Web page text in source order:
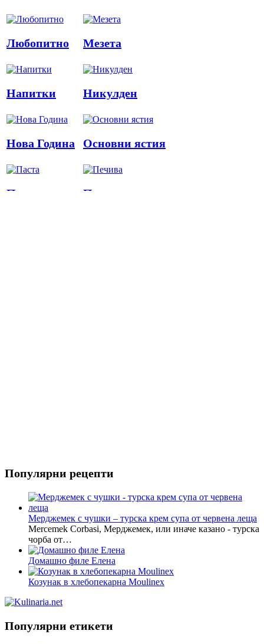
Любопитно Мезета
Напитки Никулден
Нова Година Основни ястия
Паста Печива
Популярни рецепти
Мерджемек с чушки – турска крем супа от червена леща
Mercemek Corbasi, Мерджемек, или иначе казано - турска
чорба от…
Домашно филе Елена
Козунак в хлебопекарна Moulinex
Популярни етикети